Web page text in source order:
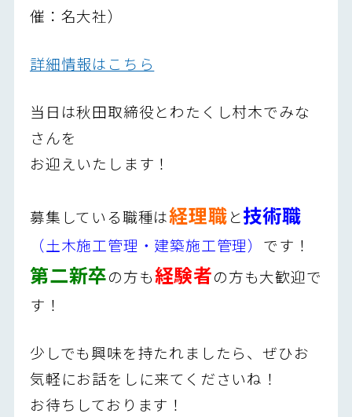
催：名大社）
詳細情報はこちら
当日は秋田取締役とわたくし村木でみな
さんを
お迎えいたします！
募集している職種は経理職と技術職
（土木施工管理・建築施工管理） です！
第二新卒の方も経験者の方も大歓迎で
す！
少しでも興味を持たれましたら、ぜひお
気軽にお話をしに来てくださいね！
お待ちしております！